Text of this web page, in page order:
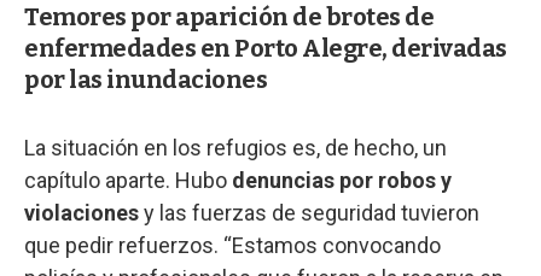
Temores por aparición de brotes de
enfermedades en Porto Alegre, derivadas
por las inundaciones
La situación en los refugios es, de hecho, un
capítulo aparte. Hubo denuncias por robos y
violacionesy las fuerzas de seguridad tuvieron
que pedir refuerzos. “Estamos convocando